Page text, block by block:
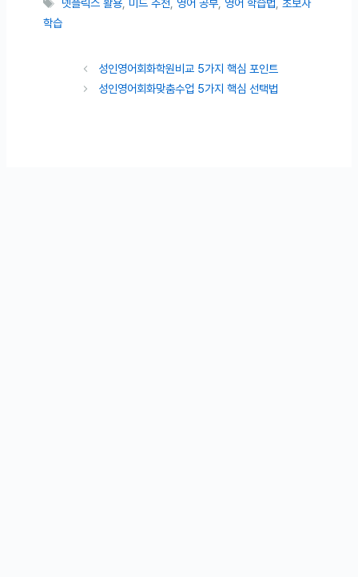
넷플릭스 활용 미드 추천 영어 공부 영어 학습법 초보자
학습
성인영어회화학원비교 5가지 핵심 포인트
성인영어회화맞춤수업 5가지 핵심 선택법